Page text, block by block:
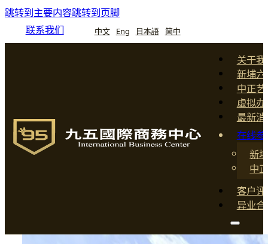
跳转到主要内容跳转到页脚
联系我们
中文 Eng 日本語 简中
关于
新埔
中正
虚拟
最新消
在线参
新
中
客户
异业合